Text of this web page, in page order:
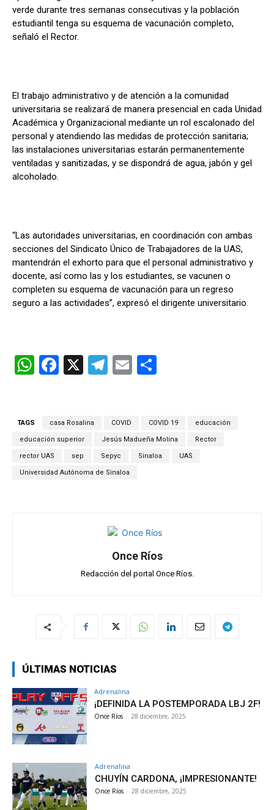
verde durante tres semanas consecutivas y la población
estudiantil tenga su esquema de vacunación completo,
señaló el Rector.
El trabajo administrativo y de atención a la comunidad
universitaria se realizará de manera presencial en cada Unidad
Académica y Organizacional mediante un rol escalonado del
personal y atendiendo las medidas de protección sanitaria;
las instalaciones universitarias estarán permanentemente
ventiladas y sanitizadas, y se dispondrá de agua, jabón y gel
alcoholado.
“Las autoridades universitarias, en coordinación con ambas
secciones del Sindicato Único de Trabajadores de la UAS,
mantendrán el exhorto para que el personal administrativo y
docente, así como las y los estudiantes, se vacunen o
completen su esquema de vacunación para un regreso
seguro a las actividades”, expresó el dirigente universitario.
W
A
p
p
F
b
o
k
X
T
gr
a
m
E
p
ar
tir
TAGS casa Rosalina COVID COVID 19 educación
educación superior Jesús Madueña Molina Rector
rector UAS sep Sepyc Sinaloa UAS
Universidad Autónoma de Sinaloa
Once Ríos
Redacción del portal Once Ríos.
ÚLTIMAS NOTICIAS
Adrenalina
¡DEFINIDA LA POSTEMPORADA LBJ 2F!
Once Ríos - 28 diciembre, 2025
Adrenalina
CHUYÍN CARDONA, ¡IMPRESIONANTE!
Once Ríos - 28 diciembre, 2025